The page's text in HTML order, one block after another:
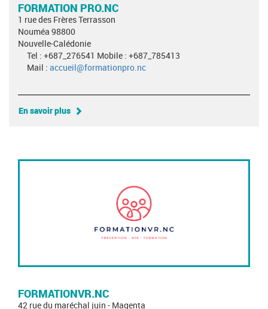
FORMATION PRO.NC
1 rue des Frères Terrasson
Nouméa 98800
Nouvelle-Calédonie
Tel : +687_276541 Mobile : +687_785413
Mail : accueil@formationpro.nc
En savoir plus
FORMATIONVR.NC
42 rue du maréchal juin - Magenta